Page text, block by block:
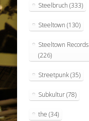
Steelbruch (333)
Steeltown (130)
Steeltown Records
(226)
Streetpunk(35)
Subkultur(78)
the (34)